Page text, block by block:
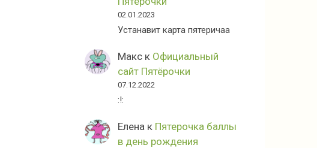
02.01.2023
Устанавит карта пятеричаа
Макс к Официальный
сайт Пятёрочки
07.12.2022
:!:
Елена к Пятерочка баллы
в день рождения